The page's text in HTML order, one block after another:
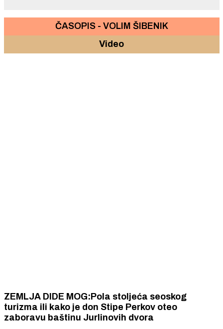
ČASOPIS - VOLIM ŠIBENIK
Video
ZEMLJA DIDE MOG:Pola stoljeća seoskog
turizma ili kako je don Stipe Perkov oteo
zaboravu baštinu Jurlinovih dvora